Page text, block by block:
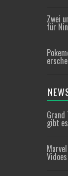
Zwei
für
gibt